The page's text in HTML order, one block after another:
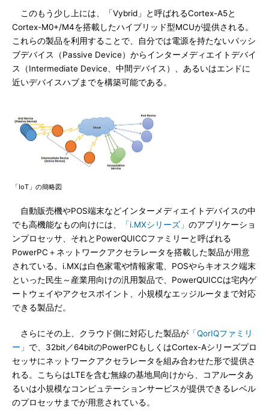
このもう少し上には、「Vybrid」と呼ばれるCortex-A5と
Cortex-M0+/M4を搭載したハイブリッド型MCUが提供される。
これらの製品を利用することで、自分では電源を持たないパッシ
ブデバイス（Passive Device）からインターメディエイトデバイ
ス（Intermediate Device、中間デバイス）、あるいはエンドに
近いデバイスハブまでを構築可能である。
「IoT」の簡略図
自動販売機やPOS端末などインターメディエイトデバイスの中
でも高機能なもの向けには、
「i.MXシリーズ」 のアプリケーショ
ンプロセッサ、それとPowerQUICCファミリーと呼ばれる
PowerPC＋ネットワークアクセラレータを搭載した製品が用意
されている。i.MXは白色家電や情報家電、POSやらキオスク端末
といった民生～産業用向けの汎用製品で、PowerQUICCは宅内ゲ
ートウェイやアクセスポイント、小規模なエッジルータまで対応
できる製品だ。
さらにその上、クラウド側に対応した製品が 「QorIQファミリ
ー」 で、32bit／64bitのPowerPCもしくはCortex-Aシリーズプロ
セッサにネットワークアクセラレータを組み合わせた形で提供さ
れる。こちらはLTEを含む無線の基地局向けから、コアルータあ
るいは小規模なコンピュテーションサービスが提供できるレベル
のプロセッサまでが用意されている。